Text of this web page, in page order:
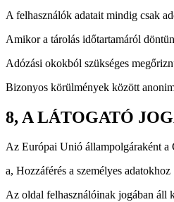
A felhasználók adatait mindig csak
Amikor a tárolás időtartamáról
Adózási okokból szükséges
Bizonyos körülmények között
8, A LÁTOGATÓ
Az Európai Unió állampolgáraként a
a, Hozzáférés a személyes adatokhoz
Az oldal felhasználóinak jogában áll